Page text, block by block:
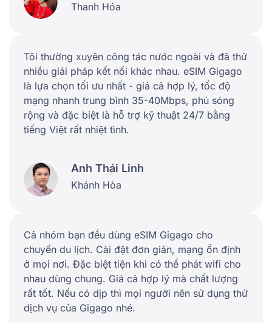
Thanh Hóa
Tôi thường xuyên công tác nước ngoài và đã thử
nhiều giải pháp kết nối khác nhau. eSIM Gigago
là lựa chọn tối ưu nhất - giá cả hợp lý, tốc độ
mạng nhanh trung bình 35-40Mbps, phủ sóng
rộng và đặc biệt là hỗ trợ kỹ thuật 24/7 bằng
tiếng Việt rất nhiệt tình.
Anh Thái Linh
Khánh Hòa
Cả nhóm bạn đều dùng eSIM Gigago cho
chuyến du lịch. Cài đặt đơn giản, mạng ổn định
ở mọi nơi. Đặc biệt tiện khi có thể phát wifi cho
nhau dùng chung. Giá cả hợp lý mà chất lượng
rất tốt. Nếu có dịp thì mọi người nên sử dụng thử
dịch vụ của Gigago nhé.